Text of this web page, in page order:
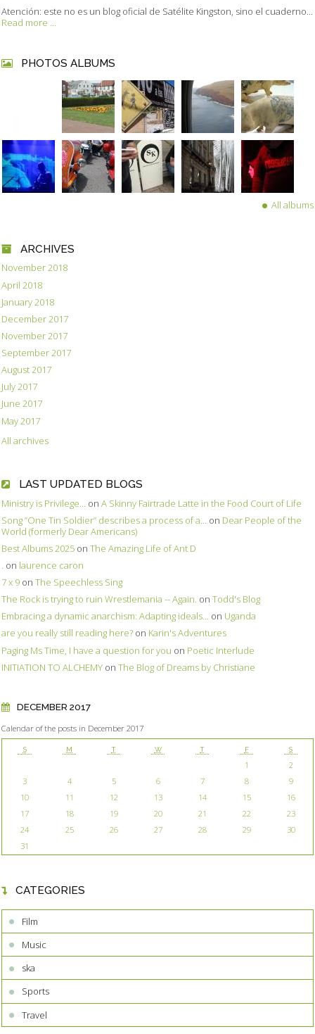
Atención: este no es un blog oficial de Satélite Kingston, sino el cuaderno...
Read more ...
PHOTOS ALBUMS
All albums
ARCHIVES
November 2018
April 2018
January 2018
December 2017
November 2017
September 2017
August 2017
July 2017
June 2017
May 2017
All archives
LAST UPDATED BLOGS
Ministry is Privilege... on A Skinny Fairtrade Latte in the Food Court of Life
Song ”One Tin Soldier” describes a process of a... on Dear People of the
World (formerly Dear Americans)
Best Albums 2025 on The Amazing Life of Ant D
. on laurence caron
7 x 9 on The Speechless Sing
The Rock is trying to ruin Wrestlemania -- Again. on Todd's Blog
Embracing a dynamic anarchism: Adapting ideals... on Uganda
are you really still reading here? on Karin's Adventures
Paging Ms Time, I have a question for you on Poetic Interlude
INITIATION TO ALCHEMY on The Blog of Dreams by Christiane
DECEMBER 2017
Calendar of the posts in December 2017
S M T W T F S
1
2
3
4 5 6 7 8
9
10
11 12 13 14 15
16
17
18 19 20 21 22
23
24
25 26 27 28 29
30
31
CATEGORIES
Film
Music
ska
Sports
Travel